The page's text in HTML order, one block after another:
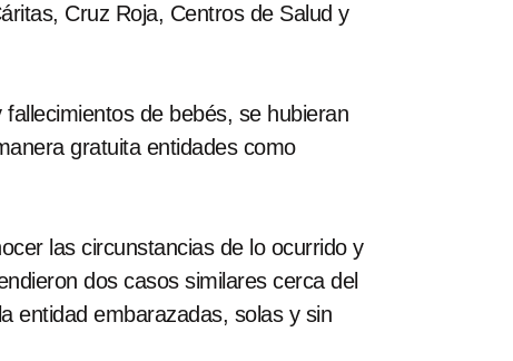
Cruz Roja, Centros de Salud y
de bebés, se hubieran
gratuita entidades como
las circunstancias de lo ocurrido y
dos casos similares cerca del
entidad embarazadas, solas y sin